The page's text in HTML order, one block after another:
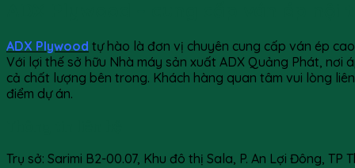
ADX Plywood tự hào là đơn vị chuyên cung cấp ván ép
Với lợi thế sở hữu Nhà máy sản xuất ADX Quảng Phát,
cả chất lượng bên trong. Khách hàng quan tâm vui lòng
điểm dự án.
Trụ sở: Sarimi B2-00.07, Khu đô thị Sala, P. An Lợi Đông, TP